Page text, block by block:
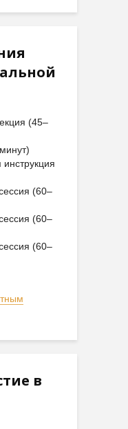
(45–
(60–
(60–
(60–
в